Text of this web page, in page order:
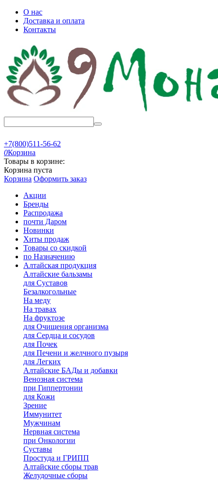
О нас
Доставка и оплата
Контакты
+7(800)511-56-62
0Корзина
Товары в корзине:
Корзина пуста
Корзина Оформить заказ
Акции
Бренды
Распродажа
почти Даром
Новинки
Хиты продаж
Товары со скидкой
по Назначению
Алтайская продукция
Алтайские бальзамы
для Суставов
Безалкогольные
На меду
На травах
На фруктозе
для Очищения организма
для Сердца и сосудов
для Почек
для Печени и желчного пузыря
для Легких
Алтайские БАДы и добавки
Венозная система
при Гиппертонии
для Кожи
Зрение
Иммунитет
Мужчинам
Нервная система
при Онкологии
Суставы
Простуда и ГРИПП
Алтайские сборы трав
Желудочные сборы